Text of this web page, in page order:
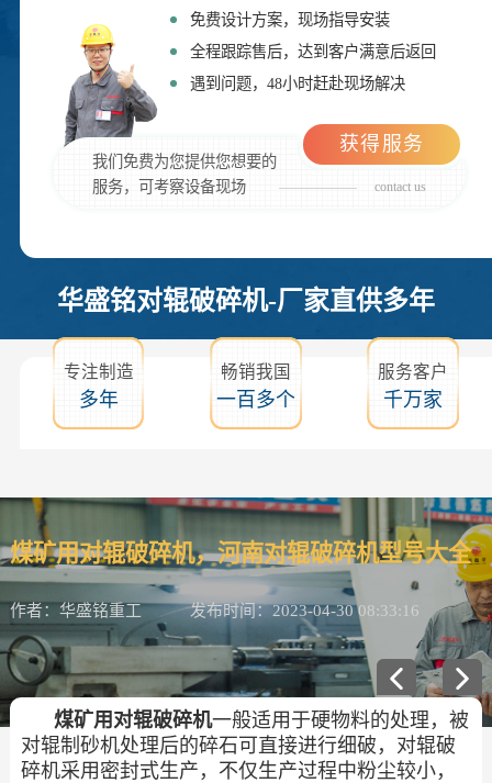
免费设计方案，现场指导安装
全程跟踪售后，达到客户满意后返回
遇到问题，48小时赶赴现场解决
我们免费为您提供您想要的
服务，可考察设备现场
contact us
获得服务
华盛铭对辊破碎机-厂家直供多年
专注制造
多年
畅销我国
一百多个
服务客户
千万家
煤矿用对辊破碎机，河南对辊破碎机型号大全
作者：华盛铭重工 发布时间：2023-04-30 08:33:16
煤矿用对辊破碎机一般适用于硬物料的处理，被
对辊制砂机处理后的碎石可直接进行细破，对辊破
碎机采用密封式生产，不仅生产过程中粉尘较小，